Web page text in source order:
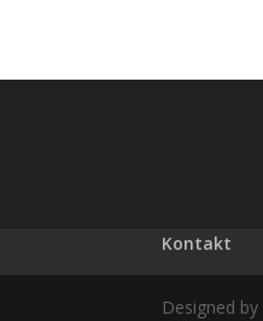
Kontakt
Designed by